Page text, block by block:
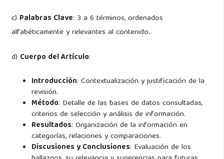
c) Palabras Clave: 3 a 6 términos, ordenados
alfabéticamente y relevantes al contenido.
d) Cuerpo del Artículo:
Introducción: Contextualización y justificación de la
revisión.
Método: Detalle de las bases de datos consultadas,
criterios de selección y análisis de información.
Resultados: Organización de la información en
categorías, relaciones y comparaciones.
Discusiones y Conclusiones: Evaluación de los